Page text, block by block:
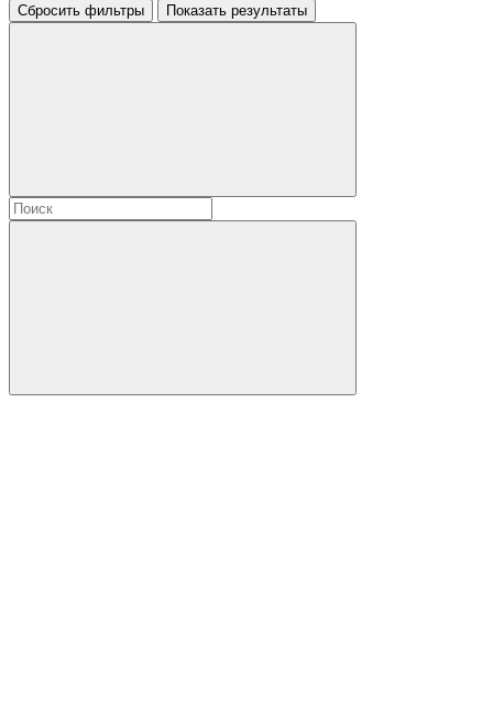
Сбросить фильтры
Показать результаты